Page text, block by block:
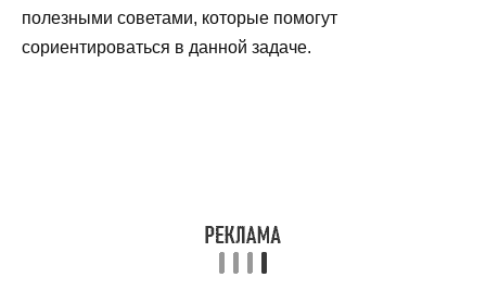
полезными советами, которые помогут
сориентироваться в данной задаче.